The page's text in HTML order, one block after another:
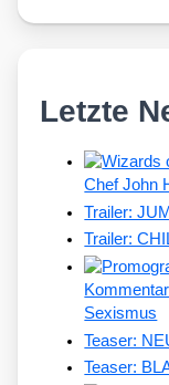
Letzte
Chef John
Trailer:
Trailer:
Sexismus
Teaser:
Teaser: